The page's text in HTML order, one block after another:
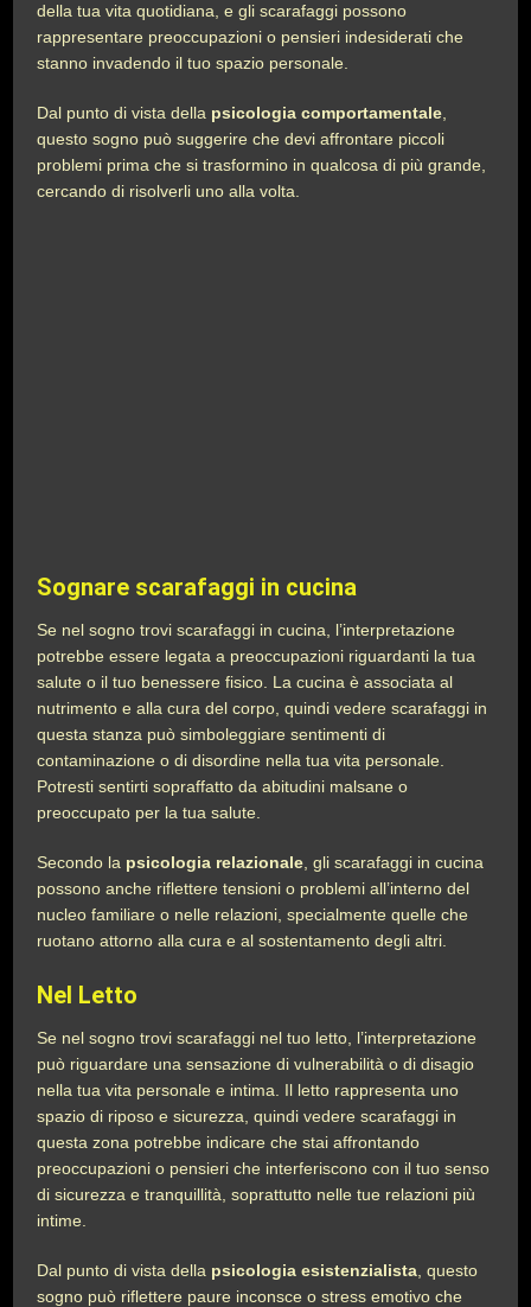
della tua vita quotidiana, e gli scarafaggi possono
rappresentare preoccupazioni o pensieri indesiderati che
stanno invadendo il tuo spazio personale.
Dal punto di vista della psicologia comportamentale
questo sogno può suggerire che devi affrontare piccoli
problemi prima che si trasformino in qualcosa di più grande,
cercando di risolverli uno alla volta.
Sognare scarafaggi in cucina
Se nel sogno trovi scarafaggi in cucina, l’interpretazione
potrebbe essere legata a preoccupazioni riguardanti la tua
salute o il tuo benessere fisico. La cucina è associata al
nutrimento e alla cura del corpo, quindi vedere scarafaggi in
questa stanza può simboleggiare sentimenti di
contaminazione o di disordine nella tua vita personale.
Potresti sentirti sopraffatto da abitudini malsane o
preoccupato per la tua salute.
Secondo la psicologia relazionale , gli scarafaggi in cucina
possono anche riflettere tensioni o problemi all’interno del
nucleo familiare o nelle relazioni, specialmente quelle che
ruotano attorno alla cura e al sostentamento degli altri.
Nel Letto
Se nel sogno trovi scarafaggi nel tuo letto, l’interpretazione
può riguardare una sensazione di vulnerabilità o di disagio
nella tua vita personale e intima. Il letto rappresenta uno
spazio di riposo e sicurezza, quindi vedere scarafaggi in
questa zona potrebbe indicare che stai affrontando
preoccupazioni o pensieri che interferiscono con il tuo senso
di sicurezza e tranquillità, soprattutto nelle tue relazioni più
intime.
Dal punto di vista della psicologia esistenzialista , questo
sogno può riflettere paure inconsce o stress emotivo che